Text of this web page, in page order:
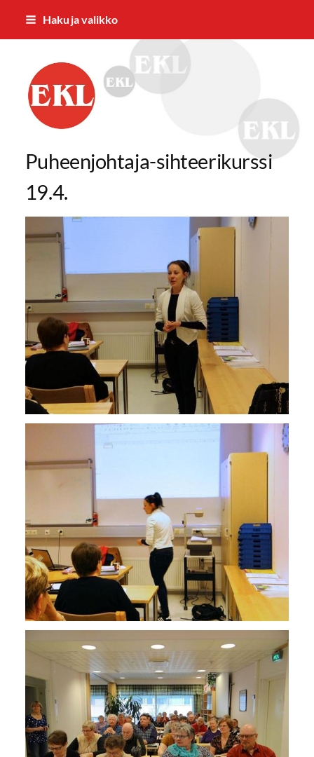
Siirry
Haku ja valikko
EKL:n Hämeen Piiri ry
Puheenjohtaja-sihteerikurssi
19.4.